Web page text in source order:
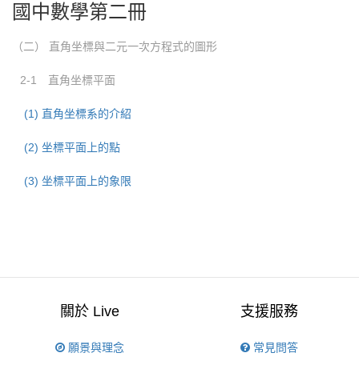
國中數學第二冊
（二） 直角坐標與二元一次方程式的圖形
2-1 直角坐標平面
(1) 直角坐標系的介紹
(2) 坐標平面上的點
(3) 坐標平面上的象限
關於 Live
願景與理念
支援服務
常見問答